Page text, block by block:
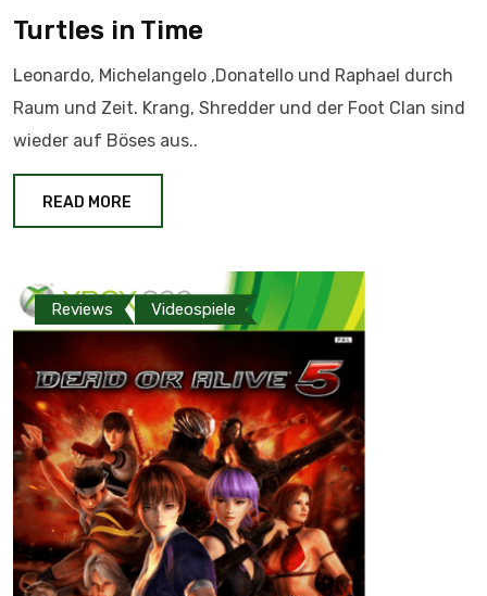
Turtles in Time
Leonardo, Michelangelo ,Donatello und Raphael durch
Raum und Zeit. Krang, Shredder und der Foot Clan sind
wieder auf Böses aus..
READ MORE
Reviews Videospiele